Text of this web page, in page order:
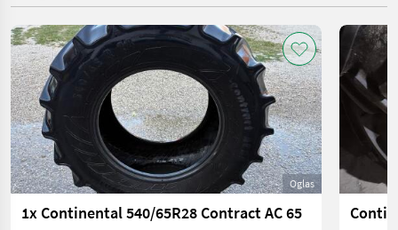
Oglas
1x Continental 540/65R28 Contract AC 65